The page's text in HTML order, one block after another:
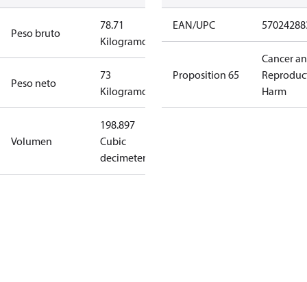
Peso bruto
78.71
Kilogramo
Peso neto
73
Kilogramo
Volumen
198.897
Cubic
decimeter
EAN/UPC
Proposition 65
Cancer
Harm